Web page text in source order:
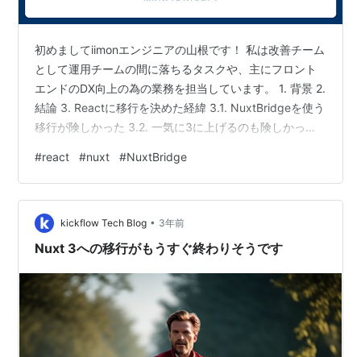
初めましてiimonエンジニアの山根です！ 私は改善チーム
として運用チームの間に落ちるタスクや、主にフロント
エンドのDX向上の為の業務を担当しています。 1. 背景 2.
結論 3. Reactに移行を決めた経緯 3.1. NuxtBridgeを使う
移行が険しかった 3.2. 一気に3に上げるのも険しかった
移行タスクを進める必要があった 3.3. Nuxtを今後数年使
うのか考え直す 3.3.1. エコシステムの規模 3.3.2. Nuxtを
創業当初採用していた背景（個人的推測） 4. 移行の進め
方（検討中） 4.1. 画…
#react #nuxt #NuxtBridge
kickflow Tech Blog • 3年前
Nuxt 3への移行がもうすぐ終わりそうです